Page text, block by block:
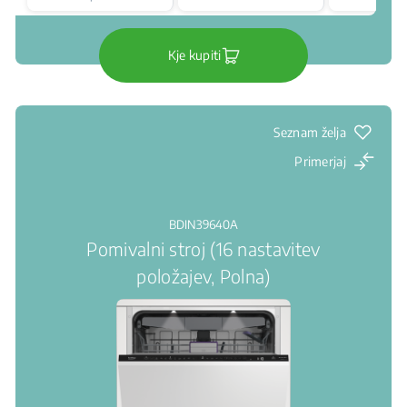
Kje kupiti
Seznam želja
Primerjaj
BDIN39640A
Pomivalni stroj (16 nastavitev
položajev, Polna)